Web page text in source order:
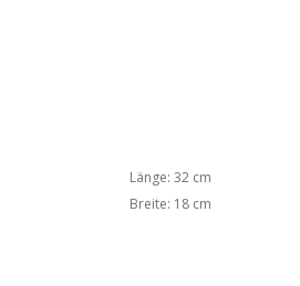
Länge: 32 cm
Breite: 18 cm